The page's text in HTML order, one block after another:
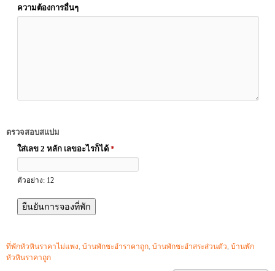
ความต้องการอื่นๆ
ตรวจสอบสแปม
ใส่เลข 2 หลัก เลขอะไรก็ได้ *
ตัวอย่าง: 12
ที่พักหัวหินราคาไม่แพง, บ้านพักชะอำราคาถูก, บ้านพักชะอำสระส่วนตัว, บ้านพัก
หัวหินราคาถูก